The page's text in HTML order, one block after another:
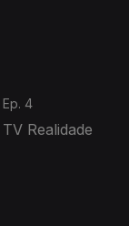
Ep. 4
TV Realidade